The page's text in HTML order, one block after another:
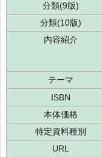
分類(9版)
分類(10版)
内容紹介
テーマ
ISBN
本体価格
特定資料種別
URL